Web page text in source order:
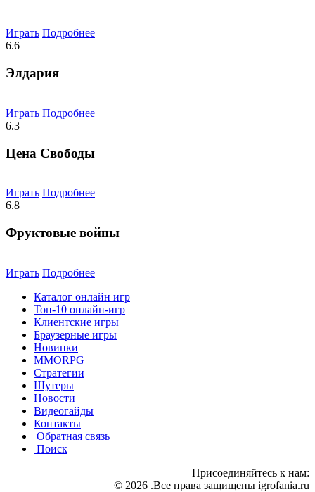
Играть Подробнее
6.6
Элдария
Играть Подробнее
6.3
Цена Свободы
Играть Подробнее
6.8
Фруктовые войны
Играть Подробнее
Каталог онлайн игр
Топ-10 онлайн-игр
Клиентские игры
Браузерные игры
Новинки
MMORPG
Стратегии
Шутеры
Новости
Видеогайды
Контакты
Обратная связь
Поиск
Присоединяйтесь к нам:
© 2026 .Все права защищены igrofania.ru